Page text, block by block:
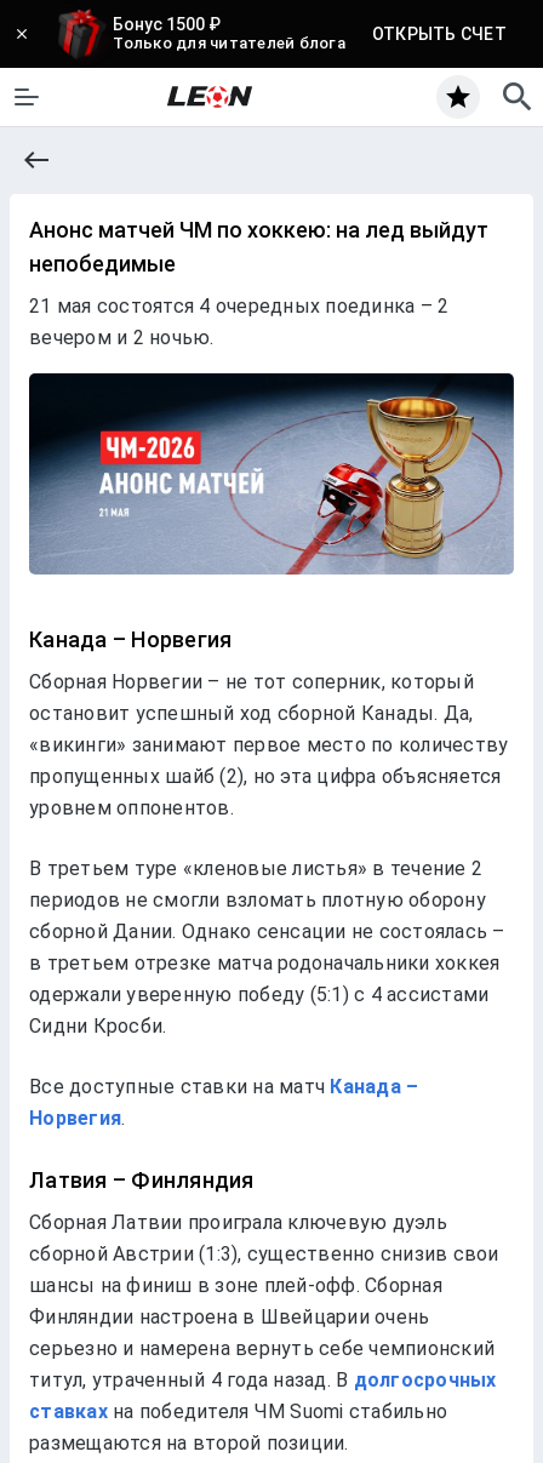
Бонус 1500 ₽
Только для читателей блога ОТКРЫТЬ СЧЕТ
Анонс матчей ЧМ по хоккею: на лед выйдут
непобедимые
21 мая состоятся 4 очередных поединка – 2
вечером и 2 ночью.
Канада – Норвегия
Сборная Норвегии – не тот соперник, который
остановит успешный ход сборной Канады. Да,
«викинги» занимают первое место по количеству
пропущенных шайб (2), но эта цифра объясняется
уровнем оппонентов.
В третьем туре «кленовые листья» в течение 2
периодов не смогли взломать плотную оборону
сборной Дании. Однако сенсации не состоялась –
в третьем отрезке матча родоначальники хоккея
одержали уверенную победу (5:1) с 4 ассистами
Сидни Кросби.
Все доступные ставки на матч Канада –
Норвегия.
Латвия – Финляндия
Сборная Латвии проиграла ключевую дуэль
сборной Австрии (1:3), существенно снизив свои
шансы на финиш в зоне плей-офф. Сборная
Финляндии настроена в Швейцарии очень
серьезно и намерена вернуть себе чемпионский
титул, утраченный 4 года назад. В долгосрочных
ставкахна победителя ЧМ Suomi стабильно
размещаются на второй позиции.